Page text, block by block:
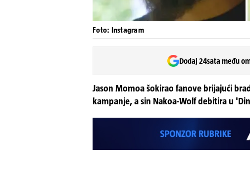
Foto: Instagram
Dodaj 24sata među
Jason Momoa šokirao fanove brijajući
kampanje, a sin Nakoa-Wolf debitira u